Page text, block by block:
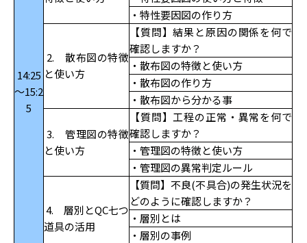
14:25
～15:2
5
・特性要因図の作り方
2. 散布図の特徴
と使い方
【質問】結果と原因の関係を何で
確認しますか？
・散布図の特徴と使い方
・散布図の作り方
・散布図から分かる事
3. 管理図の特徴
と使い方
【質問】工程の正常・異常を何で
確認しますか？
・管理図の特徴と使い方
・管理図の異常判定ルール
4. 層別とQC七つ
道具の活用
【質問】不良(不具合)の発生状況を
どのように確認しますか？
・層別とは
・層別の事例